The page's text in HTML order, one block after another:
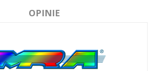
OPINIE